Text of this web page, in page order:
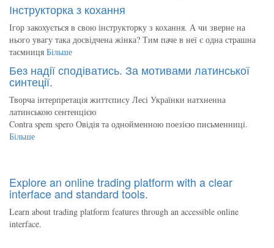
Інструкторка з кохання
Ігор закохується в свою інструкторку з кохання. А чи зверне на
нього увагу така досвідчена жінка? Тим паче в неї є одна страшна
таємниця Більше
Без надії сподіватись. За мотивами латинської
синтеції.
Творча інтерпретація життєпису Лесі Українки натхненна
латинською сентенцією
Contra spem spero Овідія та однойменною поезією письменниці.
Більше
Explore an online trading platform with a clear
interface and standard tools.
Learn about trading platform features through an accessible online
interface.